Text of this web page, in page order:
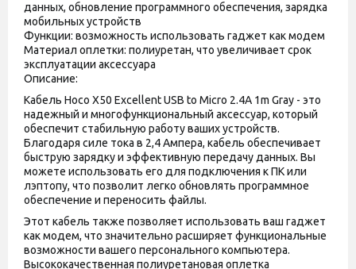
данных, обновление программного обеспечения, зарядка
мобильных устройств
Функции: возможность использовать гаджет как модем
Материал оплетки: полиуретан, что увеличивает срок
эксплуатации аксессуара
Описание:
Кабель Hoco X50 Excellent USB to Micro 2.4A 1m Gray - это
надежный и многофункциональный аксессуар, который
обеспечит стабильную работу ваших устройств.
Благодаря силе тока в 2,4 Ампера, кабель обеспечивает
быструю зарядку и эффективную передачу данных. Вы
можете использовать его для подключения к ПК или
лэптопу, что позволит легко обновлять программное
обеспечение и переносить файлы.
Этот кабель также позволяет использовать ваш гаджет
как модем, что значительно расширяет функциональные
возможности вашего персонального компьютера.
Высококачественная полиуретановая оплетка